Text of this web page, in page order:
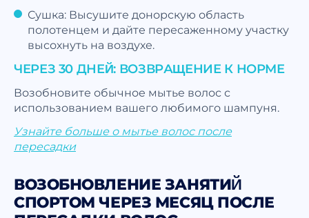
Сушка: Высушите донорскую область
полотенцем и дайте пересаженному участку
высохнуть на воздухе.
ЧЕРЕЗ 30 ДНЕЙ: ВОЗВРАЩЕНИЕ К НОРМЕ
Возобновите обычное мытье волос с
использованием вашего любимого шампуня.
Узнайте больше о мытье волос после
пересадки
ВОЗОБНОВЛЕНИЕ ЗАНЯТИЙ
СПОРТОМ ЧЕРЕЗ МЕСЯЦ ПОСЛЕ